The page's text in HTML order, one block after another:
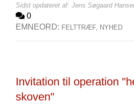
Sidst opdateret af: Jens Søgaard
0
EMNEORD: FELTTRÆF, NYHED
Invitation til operation
skoven"